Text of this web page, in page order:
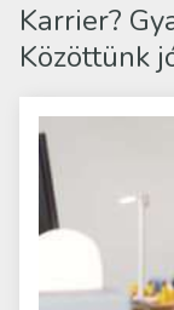
Karrier?
Közöttünk